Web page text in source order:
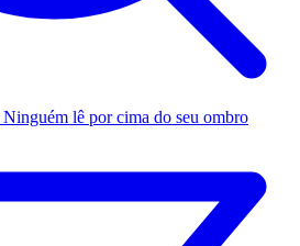
Ninguém lê por cima do seu ombro